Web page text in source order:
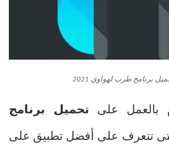
برنامج طرب لهواوي 2021
بالعمل على تحميل برنامج
تتعرف على أفضل تطبيق على